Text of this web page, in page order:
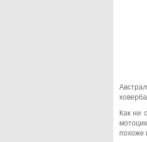
Как ни
похоже